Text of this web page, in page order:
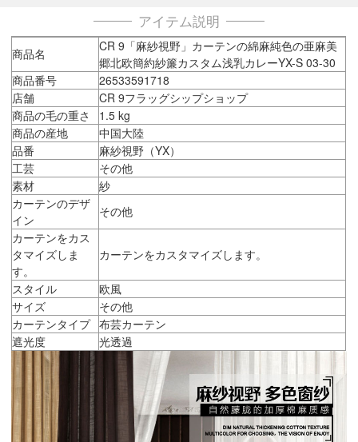
アイテム説明
商品名
CR 9「麻紗視野」カーテンの綿麻純色の亜麻美
郷北欧簡約紗簾カスタム浅乳カレーYX-S 03-30
商品番号
26533591718
店舗
CR 9フラッグシップショップ
商品の毛の重さ
1.5 kg
商品の産地
中国大陸
品番
麻紗視野（YX）
工芸
その他
素材
紗
カーテンのデザ
イン
その他
カーテンをカス
タマイズしま
す。
カーテンをカスタマイズします。
スタイル
欧風
サイズ
その他
カーテンタイプ 布芸カーテン
遮光度
光透過